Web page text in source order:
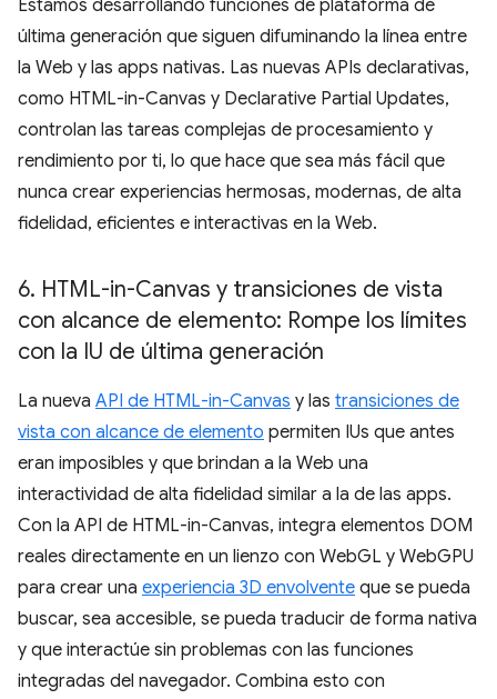
Estamos desarrollando funciones de plataforma de
última generación que siguen difuminando la línea entre
la Web y las apps nativas. Las nuevas APIs declarativas,
como HTML-in-Canvas y Declarative Partial Updates,
controlan las tareas complejas de procesamiento y
rendimiento por ti, lo que hace que sea más fácil que
nunca crear experiencias hermosas, modernas, de alta
fidelidad, eficientes e interactivas en la Web.
6. HTML-in-Canvas y transiciones de vista
con alcance de elemento: Rompe los límites
con la IU de última generación
La nueva API de HTML-in-Canvas y las transiciones de
vista con alcance de elemento permiten IUs que antes
eran imposibles y que brindan a la Web una
interactividad de alta fidelidad similar a la de las apps.
Con la API de HTML-in-Canvas, integra elementos DOM
reales directamente en un lienzo con WebGL y WebGPU
para crear una experiencia 3D envolvente que se pueda
buscar, sea accesible, se pueda traducir de forma nativa
y que interactúe sin problemas con las funciones
integradas del navegador. Combina esto con